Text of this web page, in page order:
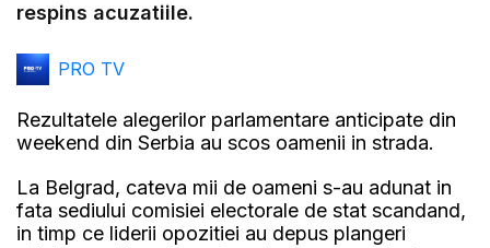
respins acuzatiile.
PRO TV
Rezultatele alegerilor parlamentare anticipate din
weekend din Serbia au scos oamenii in strada.
La Belgrad, cateva mii de oameni s-au adunat in
fata sediului comisiei electorale de stat scandand,
in timp ce liderii opozitiei au depus plangeri